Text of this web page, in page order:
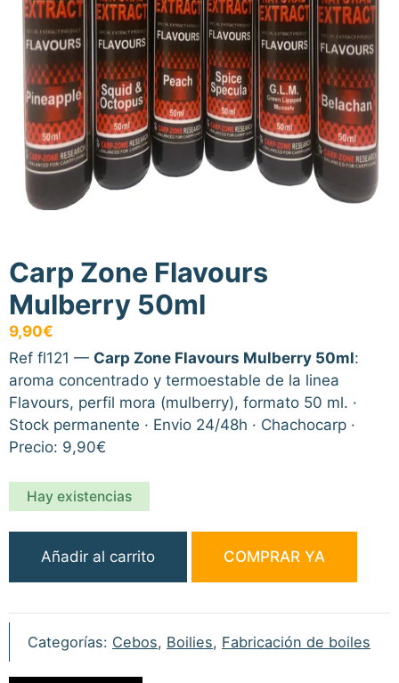
Carp Zone Flavours
Mulberry 50ml
9,90€
Ref fl121 — Carp Zone Flavours Mulberry 50ml:
aroma concentrado y termoestable de la linea
Flavours, perfil mora (mulberry), formato 50 ml. ·
Stock permanente · Envio 24/48h · Chachocarp ·
Precio: 9,90€
Hay existencias
Zone
Flavours
Mulberry
cantidad
Añadir al carrito COMPRAR YA
Categorías: Cebos, Boilies, Fabricación de boiles